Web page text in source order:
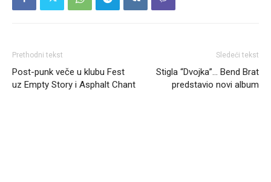
Prethodni tekst
Post-punk veče u klubu Fest
uz Empty Story i Asphalt Chant
Sledeći tekst
Stigla “Dvojka”… Bend Brat
predstavio novi album